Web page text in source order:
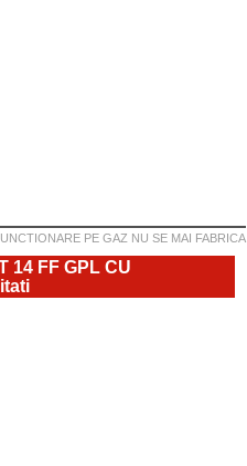
PE GAZ NU SE MAI FABRICA
14 FF GPL CU